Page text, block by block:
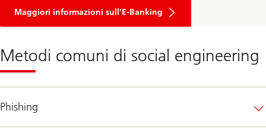
Maggiori informazioni sull’E-Banking
Metodi comuni di social engineering
Phishing